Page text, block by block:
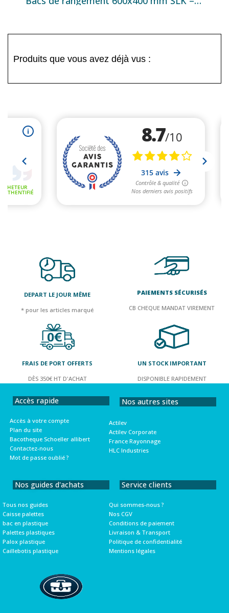
Produits que vous avez déjà vus :
DEPART LE JOUR MÊME
* pour les articles marqué
PAIEMENTS SÉCURISÉS
CB CHEQUE MANDAT VIREMENT
FRAIS DE PORT OFFERTS
DÈS 350€ HT D'ACHAT
UN STOCK IMPORTANT
DISPONIBLE RAPIDEMENT
Accès rapide
Accès à votre compte
Plan du site
Bacotheque Schoeller allibert
Contactez-nous
Mot de passe oublié ?
Nos autres sites
Actilev
Actilev Corporate
France Rayonnage
HLC Industries
Nos guides d'achats
Tous nos guides
Caisse palettes
bac en plastique
Palettes plastiques
Palox plastique
Caillebotis plastique
Service clients
Qui sommes-nous ?
Nos CGV
Conditions de paiement
Livraison & Transport
Politique de confidentialité
Mentions légales